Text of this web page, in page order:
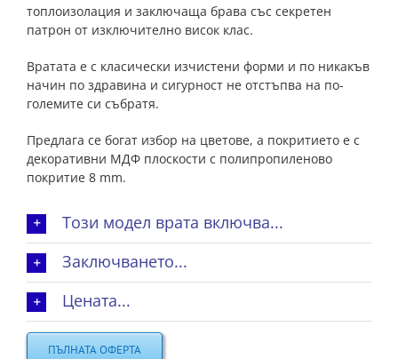
топлоизолация и заключаща брава със секретен
патрон от изключително висок клас.
Вратата е с класически изчистени форми и по никакъв
начин по здравина и сигурност не отстъпва на по-
големите си събратя.
Предлага се богат избор на цветове, а покритието е с
декоративни МДФ плоскости с полипропиленово
покритие 8 mm.
Този модел врата включва...
Заключването...
Цената...
ПЪЛНАТА ОФЕРТА